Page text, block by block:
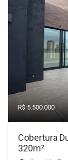
R$ 5.500.000
Cobertura
320m²